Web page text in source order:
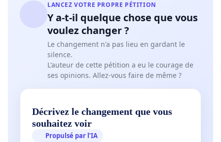
LANCEZ VOTRE PROPRE PÉTITION
Y a-t-il quelque chose que vous
voulez changer ?
Le changement n'a pas lieu en gardant le
silence.
L'auteur de cette pétition a eu le courage de
ses opinions. Allez-vous faire de même ?
Décrivez le changement que vous
souhaitez voir
Propulsé par l’IA